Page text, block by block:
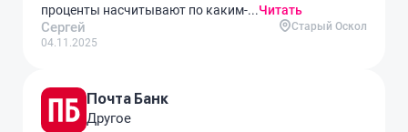
проценты насчитывают по каким-...Читать
Сергей
04.11.2025
Старый Оскол
Почта Банк
Другое